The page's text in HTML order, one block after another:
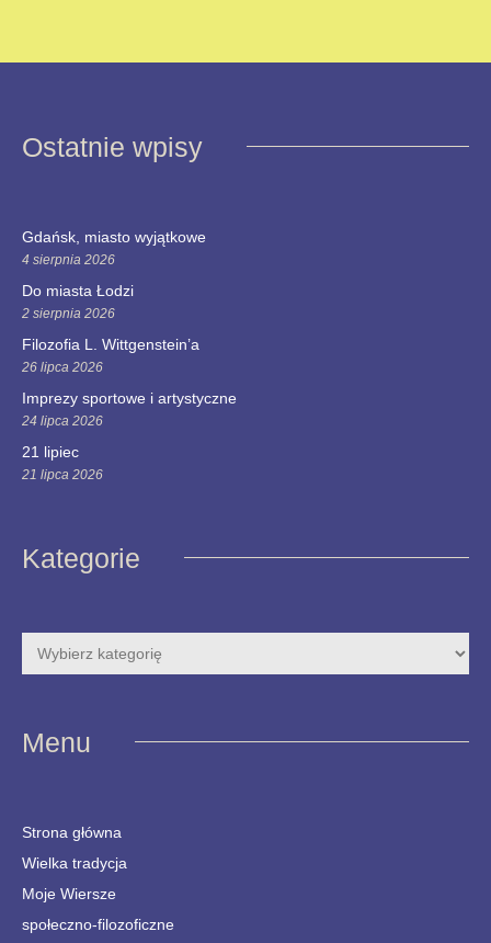
Ostatnie wpisy
Gdańsk, miasto wyjątkowe
4 sierpnia 2026
Do miasta Łodzi
2 sierpnia 2026
Filozofia L. Wittgenstein’a
26 lipca 2026
Imprezy sportowe i artystyczne
24 lipca 2026
21 lipiec
21 lipca 2026
Kategorie
Menu
Strona główna
Wielka tradycja
Moje Wiersze
społeczno-filozoficzne